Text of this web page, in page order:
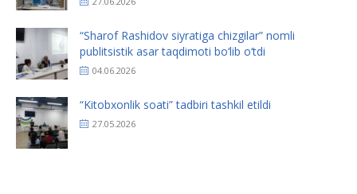
“Sharof Rashidov siyratiga chizgilar” nomli
publitsistik asar taqdimoti bo‘lib o‘tdi
04.06.2026
“Kitobxonlik soati” tadbiri tashkil etildi
27.05.2026